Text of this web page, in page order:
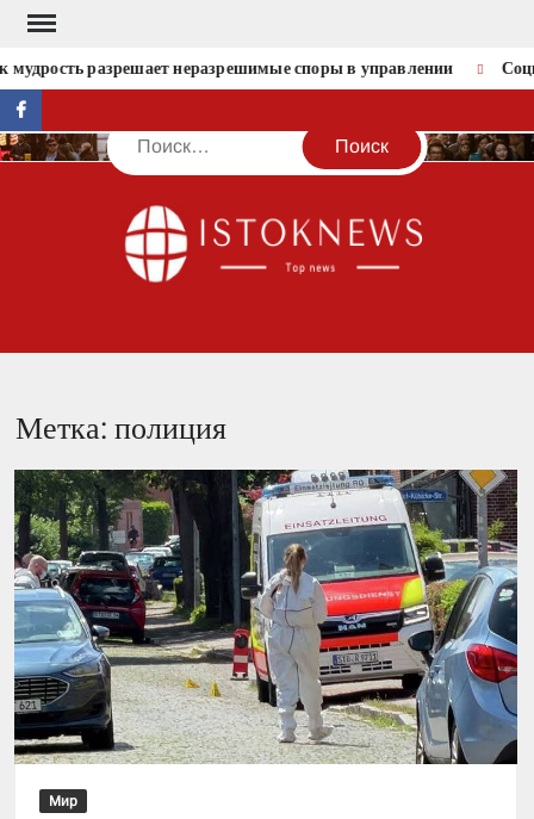
Перейти
содержимомуразрешает неразрешимые споры в управлении
facebook
Поиск
Метка:полиция
Мир